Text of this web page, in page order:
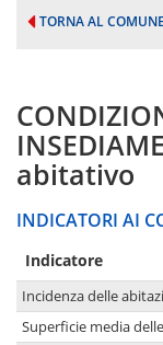
TORNA AL COMUNE
abitativo
INDICATORI AI
Indicatore
Incidenza delle
Superficie media